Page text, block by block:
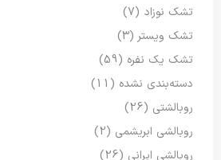
تشک نوزاد (7)
تشک ویستر (3)
تشک یک نفره (59)
دسته‌بندی نشده (11)
روبالشتی (26)
روبالشی ابریشمی (2)
روبالشی ایرانی (26)